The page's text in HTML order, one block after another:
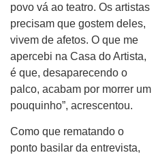
povo vá ao teatro. Os artistas
precisam que gostem deles,
vivem de afetos. O que me
apercebi na Casa do Artista,
é que, desaparecendo o
palco, acabam por morrer um
pouquinho”, acrescentou.
Como que rematando o
ponto basilar da entrevista,